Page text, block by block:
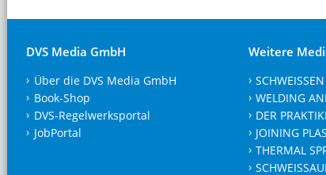
DVS Media GmbH
Über die DVS Media GmbH
Book-Shop
DVS-Regelwerksportal
JobPortal
Weitere
WELDING
DER
JOINING
THERMAL